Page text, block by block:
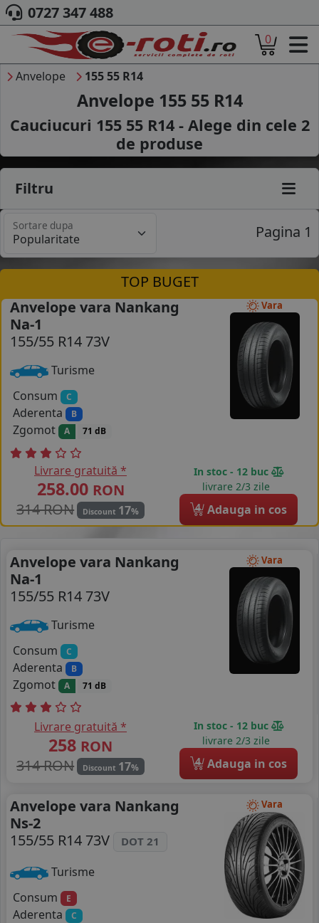
ACASA
DESPRE NOI
ANVELOPE
AUTO
CAMION
MOTO
AGROINDUSTRIALE
MARCA AUTO
B2B - COLABORARE COMPANII
CONTACT
COS (
0727 347 488
0
Anvelope 155 55 R14
Anvelope 155 55 R14
Cauciucuri 155 55 R14 - Alege din cele 2
de produse
Filtru
Sortare dupa Pagina 1
TOP BUGET
Vara
Anvelope vara Nankang
Na-1
155/55 R14 73V
Turisme
Consum
C
Aderenta B
Zgomot A 71 dB
Livrare gratuită *
258.00 RON
314 RON
Discount 17%
In stoc - 12 buc
livrare 2/3 zile
4 Adauga in cos
Vara
Anvelope vara Nankang
Na-1
155/55 R14 73V
Turisme
Consum
C
Aderenta B
Zgomot A 71 dB
Livrare gratuită *
258 RON
314 RON
Discount 17%
In stoc - 12 buc
livrare 2/3 zile
4 Adauga in cos
Vara
Anvelope vara Nankang
Ns-2
155/55 R14 73V
DOT 21
Turisme
Consum
E
Aderenta C